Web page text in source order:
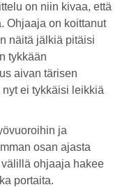
on niin kivaa, että
Ohjaaja on koittanut
näitä jälkiä pitäisi
tykkään
aivan tärisen
ei tykkäisi leikkiä
ja
osan ajasta
ohjaaja hakee
portaita.